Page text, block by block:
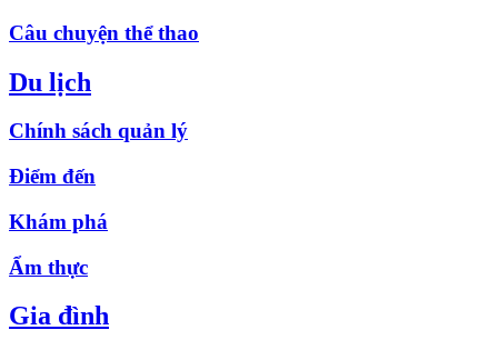
Câu chuyện thể thao
Du lịch
Chính sách quản lý
Điểm đến
Khám phá
Ẩm thực
Gia đình